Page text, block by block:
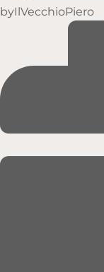
byIlVecchioPiero